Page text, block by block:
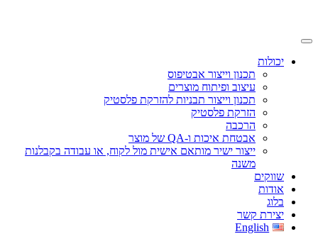
יכולות
תכנון וייצור אבטיפוס
עיצוב ופיתוח מוצרים
תכנון וייצור תבניות להזרקת פלסטיק
הזרקת פלסטיק
הרכבה
אבטחת איכות ו-QA של מוצר
ייצור ישיר מותאם אישית מול לקוח, או עבודה בקבלנות
משנה
שווקים
אודות
בלוג
יצירת קשר
English